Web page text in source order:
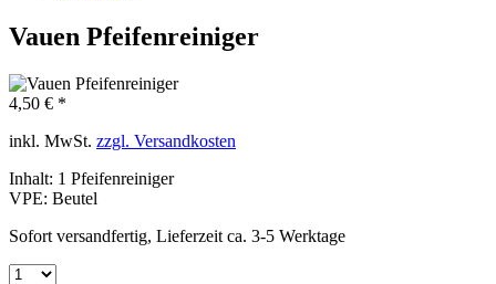
Vauen Pfeifenreiniger
4,50 € *
inkl. MwSt. zzgl. Versandkosten
Inhalt: 1 Pfeifenreiniger
VPE: Beutel
Sofort versandfertig, Lieferzeit ca. 3-5 Werktage